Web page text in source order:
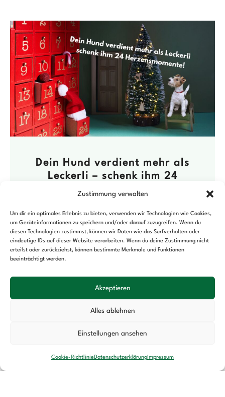
Zustimmung verwalten
Um dir ein optimales Erlebnis zu bieten, verwenden wir Technologien wie Cookies,
um Geräteinformationen zu speichern und/oder darauf zuzugreifen. Wenn du
diesen Technologien zustimmst, können wir Daten wie das Surfverhalten oder
eindeutige IDs auf dieser Website verarbeiten. Wenn du deine Zustimmung nicht
erteilst oder zurückziehst, können bestimmte Merkmale und Funktionen
beeinträchtigt werden.
Akzeptieren
Alles ablehnen
Einstellungen ansehen
Cookie-RichtlinieDatenschutzerklärung Impressum
Dein Hund verdient mehr als
Leckerli – schenk ihm 24
Herzensmomente!
Jeden Tag ein Leckerli? Klingt nett – ist aber
meist weder kreativ noch besonders gesund.
Die meisten Adventskalender für Hunde
Mehr lesen